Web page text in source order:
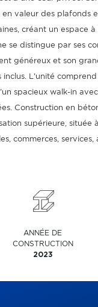
valeur des plafonds
créant un espace
se distingue par ses
généreux et son
inclus. L'unité
spacieux walk-in
Construction en
supérieure, située
commerces,
ANNÉE DE
CONSTRUCTION
2023